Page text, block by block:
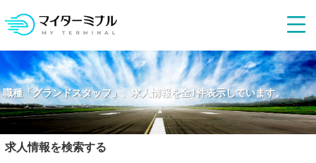
職種「グランドスタッフ」、求人情報を全1件表示しています。
求人情報を検索する